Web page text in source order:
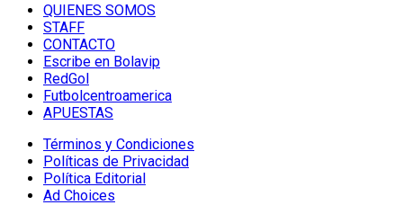
QUIENES SOMOS
STAFF
CONTACTO
Escribe en Bolavip
RedGol
Futbolcentroamerica
APUESTAS
Términos y Condiciones
Políticas de Privacidad
Política Editorial
Ad Choices